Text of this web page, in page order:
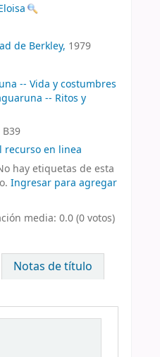
de Berkley, 1979
-- Vida y costumbres
-- Ritos y
recurso en linea
hay etiquetas de esta
Ingresar para agregar
media: 0.0 (0 votos)
Notas de título